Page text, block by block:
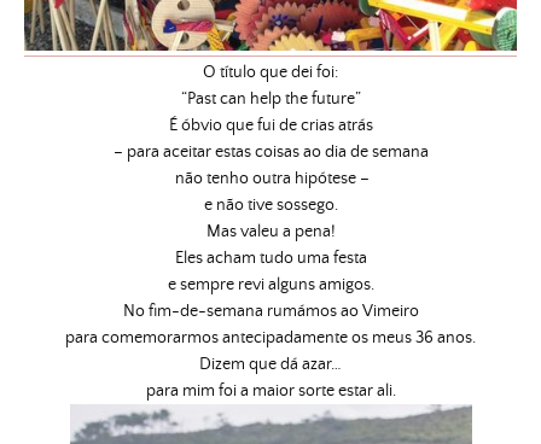
O título que dei foi:
“Past can help the future”
É óbvio que fui de crias atrás
– para aceitar estas coisas ao dia de semana
não tenho outra hipótese –
e não tive sossego.
Mas valeu a pena!
Eles acham tudo uma festa
e sempre revi alguns amigos.
No fim-de-semana rumámos ao Vimeiro
para comemorarmos antecipadamente os meus 36 anos.
Dizem que dá azar…
para mim foi a maior sorte estar ali.